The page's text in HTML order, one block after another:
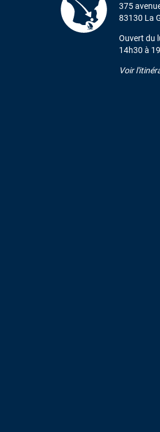
375
83130 La
Ouvert du
14h30 à
Voir